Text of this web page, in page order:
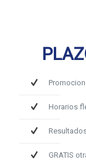
Horarios
GRATIS